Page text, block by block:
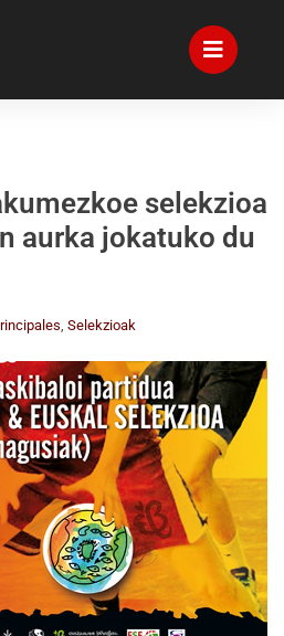
selekzioa
aurka jokatuko du
, Selekzioak